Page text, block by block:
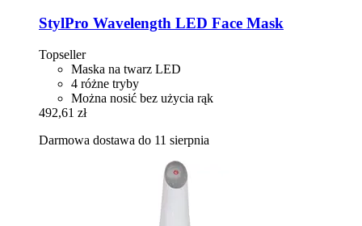
StylPro Wavelength LED Face Mask
Topseller
Maska na twarz LED
4 różne tryby
Można nosić bez użycia rąk
492,61 zł
Darmowa dostawa do 11 sierpnia